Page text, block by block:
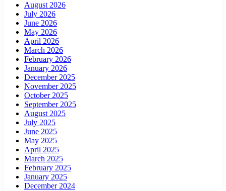
August 2026
July 2026
June 2026
May 2026
April 2026
March 2026
February 2026
January 2026
December 2025
November 2025
October 2025
September 2025
August 2025
July 2025
June 2025
May 2025
April 2025
March 2025
February 2025
January 2025
December 2024